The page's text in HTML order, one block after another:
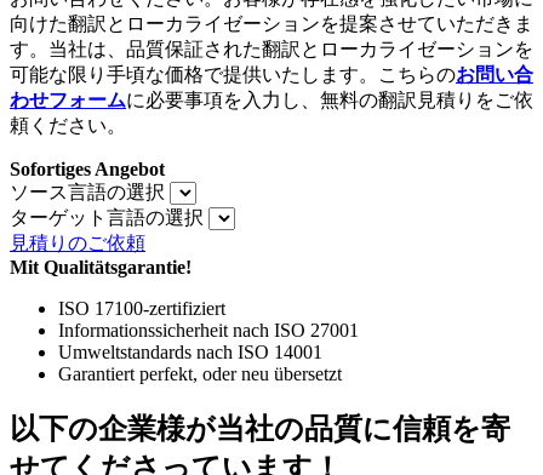
向けた翻訳とローカライゼーションを提案させていただきま
す。当社は、品質保証された翻訳とローカライゼーションを
可能な限り手頃な価格で提供いたします。こちらのお問い合
わせフォームに必要事項を入力し、無料の翻訳見積りをご依
頼ください。
Sofortiges Angebot
ソース言語の選択
ターゲット言語の選択
見積りのご依頼
Mit Qualitätsgarantie!
ISO 17100-zertifiziert
Informationssicherheit nach ISO 27001
Umweltstandards nach ISO 14001
Garantiert perfekt, oder neu übersetzt
以下の企業様が当社の品質に信頼を寄
せてくださっています！